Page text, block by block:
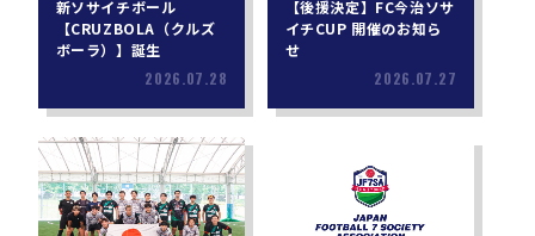
新ソサイチボール
【CRUZBOLA（クルズ
ボーラ）】誕生
2026.07.28
【後援決定】FC今治ソサ
イチCUP 開催のお知ら
せ
2026.07.27